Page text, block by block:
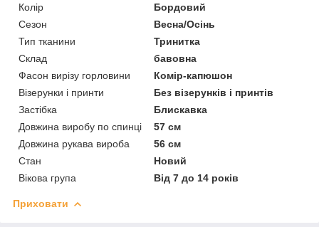
Колір
Бордовий
Сезон
Весна/Осінь
Тип тканини
Тринитка
Склад
бавовна
Фасон вирізу горловини
Комір-капюшон
Візерунки і принти
Без візерунків і принтів
Застібка
Блискавка
Довжина виробу по спинці
57 см
Довжина рукава вироба
56 см
Стан
Новий
Вікова група
Від 7 до 14 років
Приховати